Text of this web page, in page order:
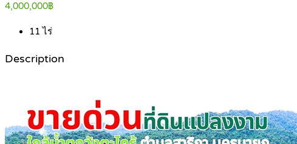
4,000,000฿
11 ไร่
Description